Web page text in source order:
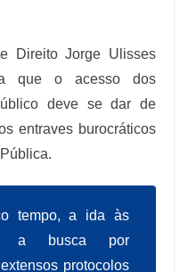
Direito Jorge Ulisses
que o acesso dos
deve se dar de
entraves burocráticos
tempo, a ida às
a busca por
protocolos